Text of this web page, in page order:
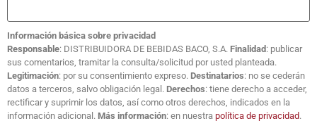
Información básica sobre privacidad
Responsable: DISTRIBUIDORA DE BEBIDAS BACO, S.A. Finalidad: publicar
sus comentarios, tramitar la consulta/solicitud por usted planteada.
Legitimación: por su consentimiento expreso. Destinatarios: no se cederán
datos a terceros, salvo obligación legal. Derechos: tiene derecho a acceder,
rectificar y suprimir los datos, así como otros derechos, indicados en la
información adicional. Más información: en nuestra política de privacidad.